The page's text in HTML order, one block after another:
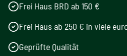
Frei Haus BRD ab 150 €
Frei Haus ab 250 € in viele
Geprüfte Qualität